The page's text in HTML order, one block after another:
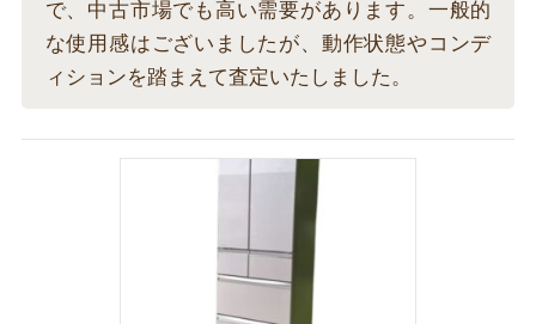
で、中古市場でも高い需要があります。一般的
な使用感はございましたが、動作状態やコンデ
ィションを踏まえて査定いたしました。